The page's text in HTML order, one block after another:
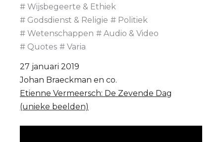
Wijsbegeerte & Ethiek
Godsdienst & Religie
Politiek
Wetenschappen
Audio & Video
Quotes
Varia
27 januari 2019
Johan Braeckman en co.
Etienne Vermeersch: De Zevende Dag
(unieke beelden)